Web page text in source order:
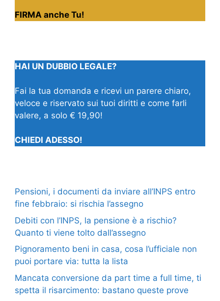
FIRMA anche Tu!
HAI UN DUBBIO LEGALE?
Fai la tua domanda e ricevi un parere chiaro,
veloce e riservato sui tuoi diritti e come farli
valere, a solo € 19,90!
CHIEDI ADESSO!
Pensioni, i documenti da inviare all’INPS entro
fine febbraio: si rischia l’assegno
Debiti con l’INPS, la pensione è a rischio?
Quanto ti viene tolto dall’assegno
Pignoramento beni in casa, cosa l’ufficiale non
puoi portare via: tutta la lista
Mancata conversione da part time a full time, ti
spetta il risarcimento: bastano queste prove